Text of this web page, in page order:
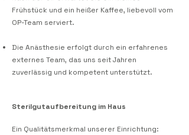
Frühstück und ein heißer Kaffee, liebevoll vom
OP-Team serviert.
Die Anästhesie erfolgt durch ein erfahrenes
externes Team, das uns seit Jahren
zuverlässig und kompetent unterstützt.
Sterilgutaufbereitung im Haus
Ein Qualitätsmerkmal unserer Einrichtung: